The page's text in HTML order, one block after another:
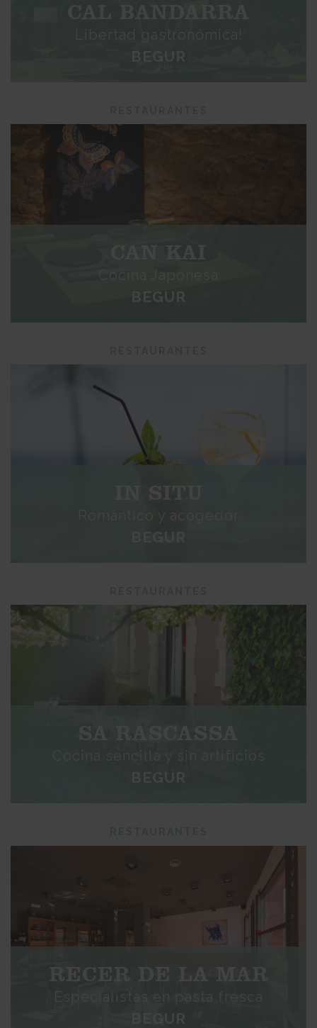
CAL BANDARRA
Libertad gastronómica!
BEGUR
CAN KAI
Cocina Japonesa
BEGUR
IN SITU
SA RASCASSA
Cocina sencilla y sin artificios
BEGUR
RECER DE LA MAR
Especialistas en pasta fresca
BEGUR